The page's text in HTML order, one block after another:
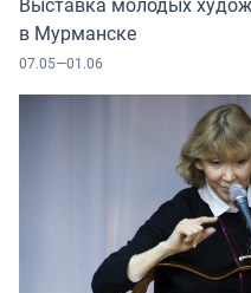
Выставка молодых
в Мурманске
07.05—01.06